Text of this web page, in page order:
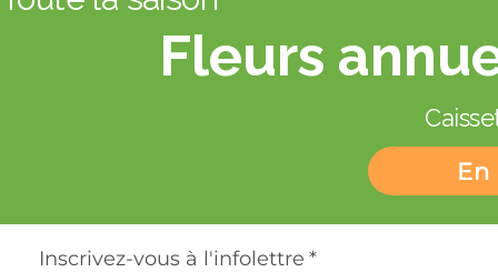
Fleurs
Inscrivez-vous à l'infolettre *